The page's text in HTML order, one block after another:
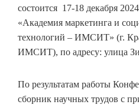
состоится 17-18 декабря
«Академия маркетинга и
технологий – ИМСИТ» (г.
ИМСИТ), по адресу: улица
По результатам работы
сборник научных трудов с